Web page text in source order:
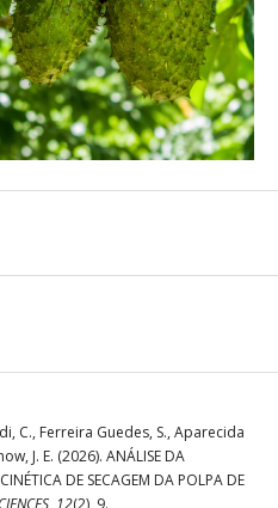
C., Ferreira Guedes, S., Aparecida
J. E. (2026). ANÁLISE DA
DE SECAGEM DA POLPA DE